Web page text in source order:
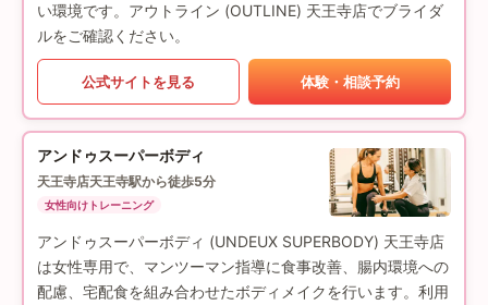
い環境です。アウトライン (OUTLINE) 天王寺店でブライダ
ルをご確認ください。
公式サイトを見る 体験・相談予約
アンドゥスーパーボディ
天王寺店天王寺駅から徒歩5分
女性向けトレーニング
アンドゥスーパーボディ (UNDEUX SUPERBODY) 天王寺店
は女性専用で、マンツーマン指導に食事改善、腸内環境への
配慮、宅配食を組み合わせたボディメイクを行います。利用